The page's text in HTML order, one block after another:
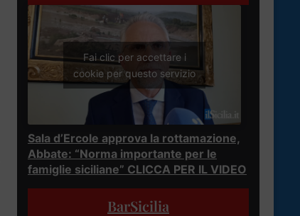
Fai clic per accettare i
cookie per questo servizio
Sala d’Ercole approva la rottamazione,
Abbate: “Norma importante per le
famiglie siciliane” CLICCA PER IL VIDEO
BarSicilia